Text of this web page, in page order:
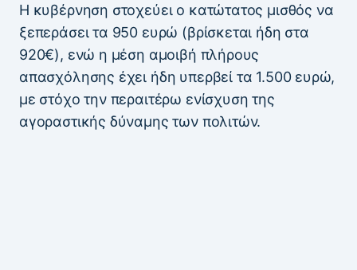
Η κυβέρνηση στοχεύει ο κατώτατος μισθός να
ξεπεράσει τα 950 ευρώ (βρίσκεται ήδη στα
920€), ενώ η μέση αμοιβή πλήρους
απασχόλησης έχει ήδη υπερβεί τα 1.500 ευρώ,
με στόχο την περαιτέρω ενίσχυση της
αγοραστικής δύναμης των πολιτών.